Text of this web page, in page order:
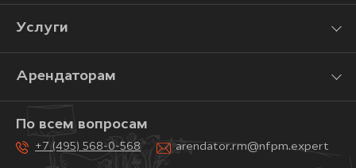
Услуги
Арендаторам
По всем вопросам
+7 (495) 568-0-568 arendator.rm@nfpm.expert